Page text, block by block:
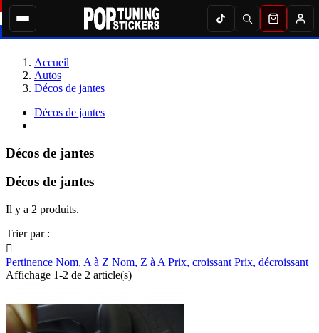
Accueil
Autos
Décos de jantes
Décos de jantes
Décos de jantes
Décos de jantes
Il y a 2 produits.
Trier par :

Pertinence Nom, A à Z Nom, Z à A Prix, croissant Prix, décroissant
Affichage 1-2 de 2 article(s)